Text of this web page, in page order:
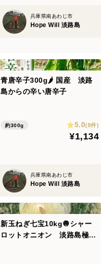
兵庫県南あわじ市
Hope Will 淡路島
青唐辛子300g🌶 国産 淡路
島からの辛い唐辛子
約300g 5.0(8件)
¥1,134
兵庫県南あわじ市
Hope Will 淡路島
新玉ねぎ七宝10kg🧅シャー
ロットオニオン 淡路島極熟